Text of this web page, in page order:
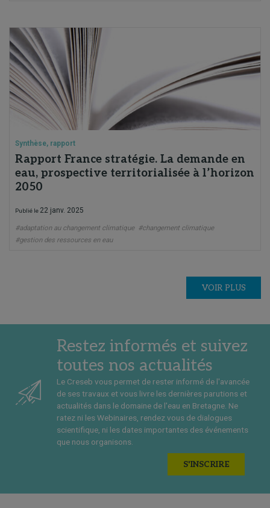
Synthèse, rapport
Rapport France stratégie. La demande en
eau, prospective territorialisée à l’horizon
2050
Publié le 22 janv. 2025
#adaptation au changement climatique
#changement climatique
#gestion des ressources en eau
VOIR PLUS
Restez informés et suivez
toutes nos actualités
Le Creseb vous permet de rester informé de l'avancée
de ses travaux et vous livre les dernières parutions et
actualités dans le domaine de l'eau en Bretagne. Ne
ratez ni les Webinaires, rendez vous de dialogues
scientifique, ni les dates importantes des événements
que nous organisons.
S'INSCRIRE